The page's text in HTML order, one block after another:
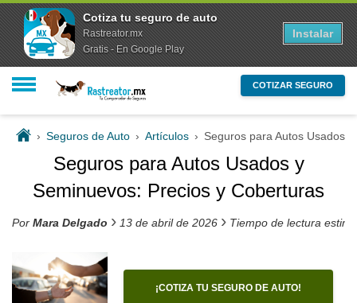
COTIZAR SEGURO
› Seguros de Auto › Artículos › Seguros para Autos Usados
Seguros para Autos Usados y
Seminuevos: Precios y Coberturas
Por Mara Delgado › 13 de abril de 2026 › Tiempo de lectura
¡COTIZA TU SEGURO DE AUTO!
Cotiza tu seguro de auto
Rastreator.mx
Gratis - En Google Play
Instalar